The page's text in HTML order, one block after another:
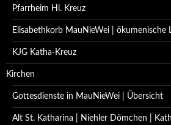
Pfarrheim Hl. Kreuz
Elisabethkorb MauNieWei | ökumenische
KJG Katha-Kreuz
Kirchen
Gottesdienste in MauNieWei | Übersicht
Alt St. Katharina | Niehler Dömchen |